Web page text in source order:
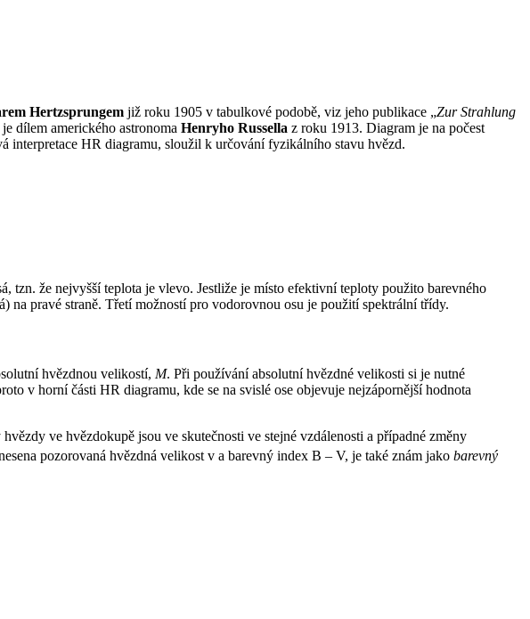
Hertzsprungem již roku 1905 v tabulkové podobě, viz jeho publikace „Zur Strahlung
dílem amerického astronoma Henryho Russella z roku 1913. Diagram je na počest
interpretace HR diagramu, sloužil k určování fyzikálního stavu hvězd.
tzn. že nejvyšší teplota je vlevo. Jestliže je místo efektivní teploty použito barevného
pravé straně. Třetí možností pro vodorovnou osu je použití spektrální třídy.
hvězdnou velikostí, M. Při používání absolutní hvězdné velikosti si je nutné
v horní části HR diagramu, kde se na svislé ose objevuje nejzápornější hodnota
ve hvězdokupě jsou ve skutečnosti ve stejné vzdálenosti a případné změny
pozorovaná hvězdná velikost v a barevný index B – V, je také znám jako barevný